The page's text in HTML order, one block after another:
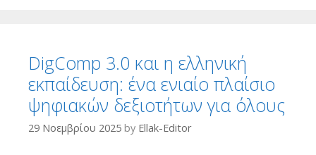
DigComp 3.0 και η ελληνική
εκπαίδευση: ένα ενιαίο πλαίσιο
ψηφιακών δεξιοτήτων για όλους
29 Νοεμβρίου 2025 by Ellak-Editor